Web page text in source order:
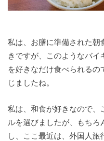
私は、お膳に準備された朝
きですが、このようなバイ
を好きなだけ食べられる
じましたね。
私は、和食が好きなので、
ルを選びましたが、もちろ
し、ここ最近は、外国人